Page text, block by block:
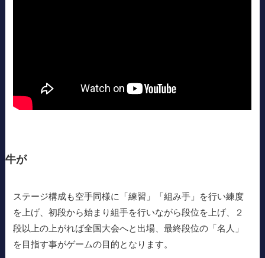
牛が
ステージ構成も空手同様に「練習」「組み手」を行い練度
を上げ、初段から始まり組手を行いながら段位を上げ、２
段以上の上がれば全国大会へと出場、最終段位の「名人」
を目指す事がゲームの目的となります。